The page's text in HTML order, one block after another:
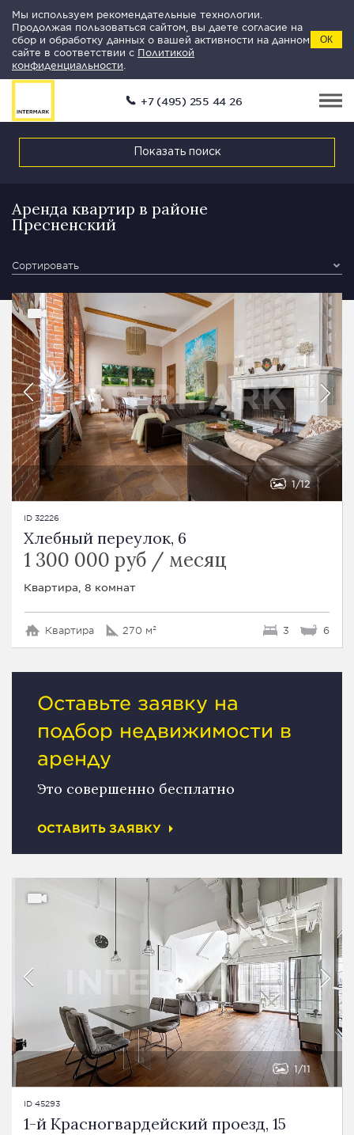
Мы используем рекомендательные технологии.
Продолжая пользоваться сайтом, вы даете согласие на
сбор и обработку данных о вашей активности на данном
сайте в соответствии с Политикой
конфиденциальности
ОК
+7 (495) 255 44 26
Показать поиск
Аренда квартир в районе
Пресненский
Сортировать
1 12
ID 32226
Хлебный переулок, 6
1 300 000 руб / месяц
Квартира, 8 комнат
Квартира 270 м² 3 6
Оставьте заявку на
подбор недвижимости в
аренду
Это совершенно бесплатно
ОСТАВИТЬ ЗАЯВКУ
1 11
ID 45293
1-й Красногвардейский проезд, 15